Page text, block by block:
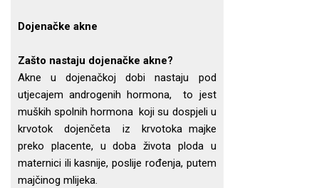
Dojenačke akne
Zašto nastaju dojenačke akne?
Akne u dojenačkoj dobi nastaju pod
utjecajem androgenih hormona, to jest
muških spolnih hormona koji su dospjeli u
krvotok dojenčeta iz krvotoka majke
preko placente, u doba života ploda u
maternici ili kasnije, poslije rođenja, putem
majčinog mlijeka.